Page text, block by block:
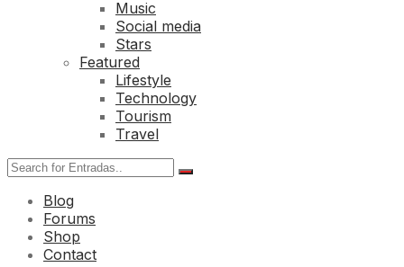
Music
Social media
Stars
Featured
Lifestyle
Technology
Tourism
Travel
Blog
Forums
Shop
Contact